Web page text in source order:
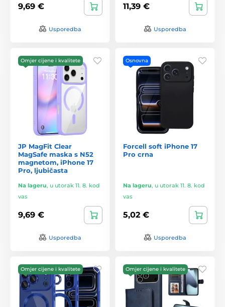
9,69 €
Usporedba
11,39 €
Usporedba
Omjer cijene i kvalitete
JP MagFit Clear
MagSafe maska s N52
magnetom, iPhone 17
Pro, ljubičasta
Na lageru, u utorak 11. 8. kod
vas
9,69 €
Usporedba
Osnovna
Forcell soft iPhone 17
Pro crna
Na lageru, u utorak 11. 8. kod
vas
5,02 €
Usporedba
Omjer cijene i kvalitete Omjer cijene i kvalitete